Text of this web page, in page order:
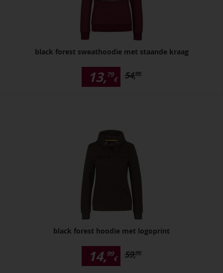
black forest sweathoodie met staande kraag
13,79
€ 54,99€
black forest hoodie met logoprint
14,99
€ 59,99€